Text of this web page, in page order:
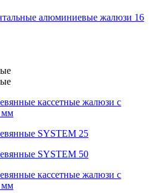
алюминиевые жалюзи 16
кассетные жалюзи с
мм
SYSTEM 25
SYSTEM 50
кассетные жалюзи с
мм